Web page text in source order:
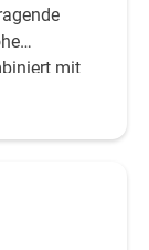
mit